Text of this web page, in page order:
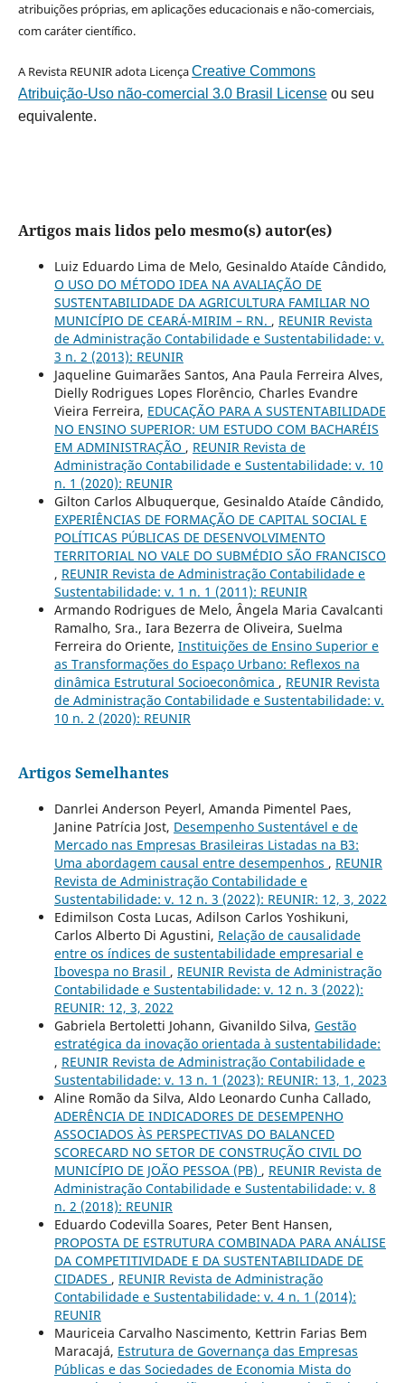
atribuições próprias, em aplicações educacionais e não-comerciais,
com caráter científico.
A Revista REUNIR adota LicençaCreative Commons
Atribuição-Uso não-comercial 3.0 Brasil Licenseou seu
equivalente.
Artigos mais lidos pelo mesmo(s) autor(es)
Luiz Eduardo Lima de Melo, Gesinaldo Ataíde Cândido,
O USO DO MÉTODO IDEA NA AVALIAÇÃO DE
SUSTENTABILIDADE DA AGRICULTURA FAMILIAR NO
MUNICÍPIO DE CEARÁ-MIRIM – RN. , REUNIR Revista
de Administração Contabilidade e Sustentabilidade: v.
3 n. 2 (2013): REUNIR
Jaqueline Guimarães Santos, Ana Paula Ferreira Alves,
Dielly Rodrigues Lopes Florêncio, Charles Evandre
Vieira Ferreira, EDUCAÇÃO PARA A SUSTENTABILIDADE
NO ENSINO SUPERIOR: UM ESTUDO COM BACHARÉIS
EM ADMINISTRAÇÃO , REUNIR Revista de
Administração Contabilidade e Sustentabilidade: v. 10
n. 1 (2020): REUNIR
Gilton Carlos Albuquerque, Gesinaldo Ataíde Cândido,
EXPERIÊNCIAS DE FORMAÇÃO DE CAPITAL SOCIAL E
POLÍTICAS PÚBLICAS DE DESENVOLVIMENTO
TERRITORIAL NO VALE DO SUBMÉDIO SÃO FRANCISCO
, REUNIR Revista de Administração Contabilidade e
Sustentabilidade: v. 1 n. 1 (2011): REUNIR
Armando Rodrigues de Melo, Ângela Maria Cavalcanti
Ramalho, Sra., Iara Bezerra de Oliveira, Suelma
Ferreira do Oriente, Instituições de Ensino Superior e
as Transformações do Espaço Urbano: Reflexos na
dinâmica Estrutural Socioeconômica , REUNIR Revista
de Administração Contabilidade e Sustentabilidade: v.
10 n. 2 (2020): REUNIR
Artigos Semelhantes
Danrlei Anderson Peyerl, Amanda Pimentel Paes,
Janine Patrícia Jost, Desempenho Sustentável e de
Mercado nas Empresas Brasileiras Listadas na B3:
Uma abordagem causal entre desempenhos , REUNIR
Revista de Administração Contabilidade e
Sustentabilidade: v. 12 n. 3 (2022): REUNIR: 12, 3, 2022
Edimilson Costa Lucas, Adilson Carlos Yoshikuni,
Carlos Alberto Di Agustini, Relação de causalidade
entre os índices de sustentabilidade empresarial e
Ibovespa no Brasil , REUNIR Revista de Administração
Contabilidade e Sustentabilidade: v. 12 n. 3 (2022):
REUNIR: 12, 3, 2022
Gabriela Bertoletti Johann, Givanildo Silva, Gestão
estratégica da inovação orientada à sustentabilidade:
, REUNIR Revista de Administração Contabilidade e
Sustentabilidade: v. 13 n. 1 (2023): REUNIR: 13, 1, 2023
Aline Romão da Silva, Aldo Leonardo Cunha Callado,
ADERÊNCIA DE INDICADORES DE DESEMPENHO
ASSOCIADOS ÀS PERSPECTIVAS DO BALANCED
SCORECARD NO SETOR DE CONSTRUÇÃO CIVIL DO
MUNICÍPIO DE JOÃO PESSOA (PB) , REUNIR Revista de
Administração Contabilidade e Sustentabilidade: v. 8
n. 2 (2018): REUNIR
Eduardo Codevilla Soares, Peter Bent Hansen,
PROPOSTA DE ESTRUTURA COMBINADA PARA ANÁLISE
DA COMPETITIVIDADE E DA SUSTENTABILIDADE DE
CIDADES , REUNIR Revista de Administração
Contabilidade e Sustentabilidade: v. 4 n. 1 (2014):
REUNIR
Mauriceia Carvalho Nascimento, Kettrin Farias Bem
Maracajá, Estrutura de Governança das Empresas
Públicas e das Sociedades de Economia Mista do